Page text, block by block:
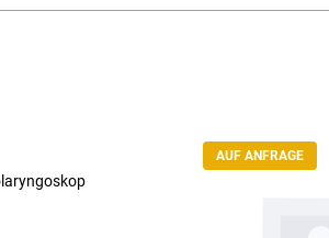
AUF ANFRAGE